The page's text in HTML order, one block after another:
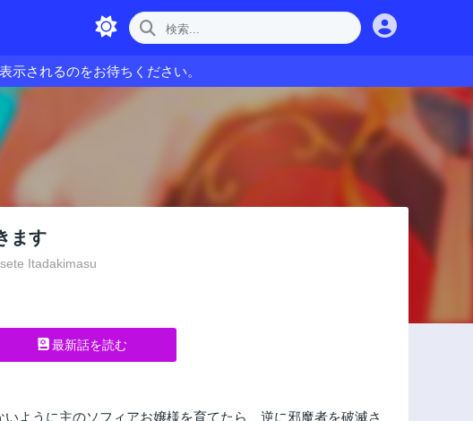
されるのをお待ちください。
ます
Itadakimasu
最新話を読む
ように主のソフィアお嬢様を育てたら、逆に邪魔者を破滅さ